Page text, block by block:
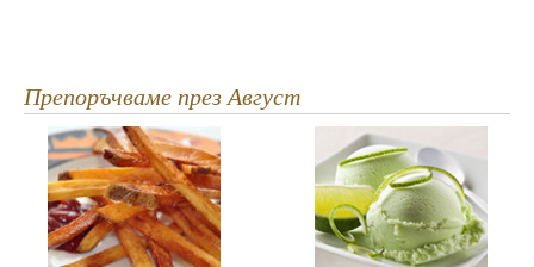
Препоръчваме през Август